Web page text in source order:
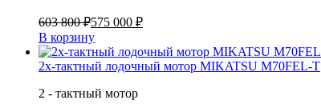
603 800 ₽575 000 ₽
В корзину
2х-тактный лодочный мотор MIKATSU M70FEL-T
2 - тактный мотор